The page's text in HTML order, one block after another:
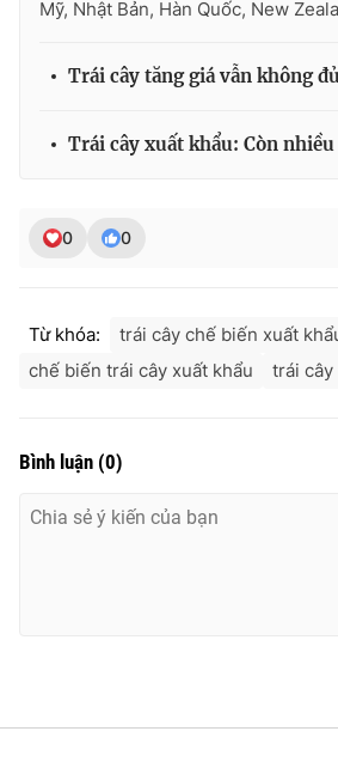
Theo dõi báo trên
Cơ quan báo chí:Thời báo VTV
Giấy phép hoạt động báo in và báo điện
Phó Tổng Biên tập:
Tổng đài VTV:024.38 355 931 - 024.38
Mỹ, Nhật Bản, Hàn Quốc, New
Trái cây tăng giá vẫn không
Trái cây xuất khẩu: Còn
0 0
Từ khóa:
trái cây chế biến xuất
chế biến trái cây xuất khẩu
trái cây
Bình luận (0)